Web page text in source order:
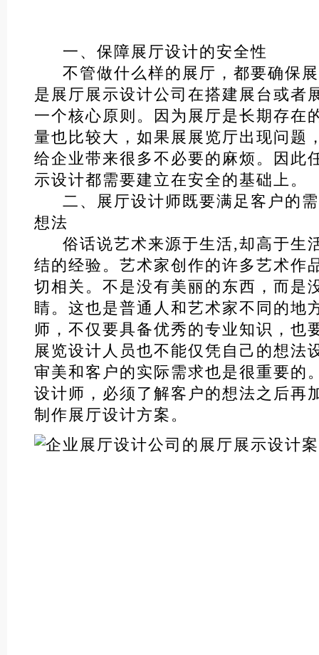
一、保障展厅设计的安全性
不管做什么样的展厅，都要确保展
是展厅展示设计公司在搭建展台或者
一个核心原则。因为展厅是长期存在
量也比较大，如果展展览厅出现问题
给企业带来很多不必要的麻烦。因此
示设计都需要建立在安全的基础上。
二、展厅设计师既要满足客户的需
想法
俗话说艺术来源于生活,却高于生
结的经验。艺术家创作的许多艺术作
切相关。不是没有美丽的东西，而是
睛。这也是普通人和艺术家不同的地
师，不仅要具备优秀的专业知识，也
展览设计人员也不能仅凭自己的想法
审美和客户的实际需求也是很重要的
设计师，必须了解客户的想法之后再
制作展厅设计方案。